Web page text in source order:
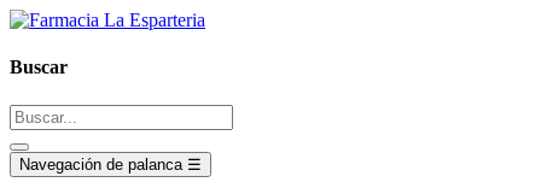
Buscar
Navegación de palanca ☰